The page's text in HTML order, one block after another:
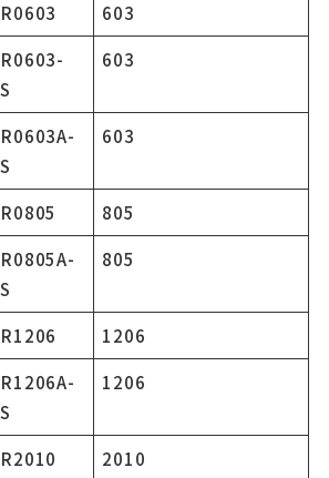
603
603
603
805
805
1206
1206
2010